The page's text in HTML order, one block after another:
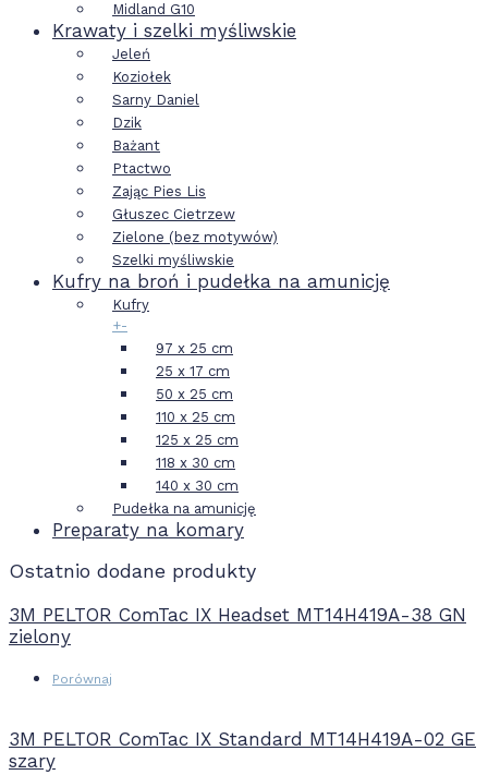
Midland G10
Krawaty i szelki myśliwskie
Jeleń
Koziołek
Sarny Daniel
Dzik
Bażant
Ptactwo
Zając Pies Lis
Głuszec Cietrzew
Zielone (bez motywów)
Szelki myśliwskie
Kufry na broń i pudełka na amunicję
Kufry
+-
97 x 25 cm
25 x 17 cm
50 x 25 cm
110 x 25 cm
125 x 25 cm
118 x 30 cm
140 x 30 cm
Pudełka na amunicję
Preparaty na komary
Ostatnio dodane produkty
3M PELTOR ComTac IX Headset MT14H419A-38 GN
zielony
Porównaj
3M PELTOR ComTac IX Standard MT14H419A-02 GE
szary